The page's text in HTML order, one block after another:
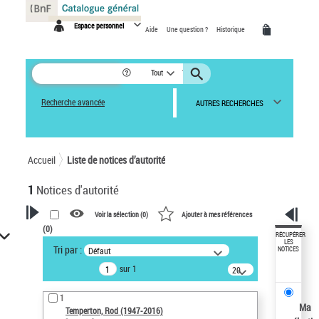
Espace personnel Aide Une question ? Historique
Tout
Recherche avancée AUTRES RECHERCHES
Accueil Liste de notices d’autorité
1 Notices d'autorité
VOTRE RECHERCHE
Recherche avancée dans les
notices d’autorité
Œuvres liées à l'auteur :
Temperton, Rod (1947-2016)
Voir la sélection (0) Ajouter à mes références
(0)
Tri par : Défaut
sur 1
20
résultats/page
1
Temperton, Rod (1947-2016)
RÉCUPÉRER
LES
NOTICES
Ma
Panneau de gestion des cookies